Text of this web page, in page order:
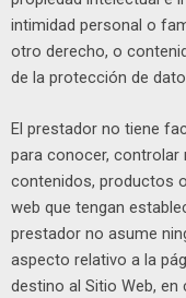
intimidad personal o
otro derecho, o
de la protección de
El prestador no tiene
para conocer, controlar
contenidos, productos
web que tengan
prestador no asume
aspecto relativo a la
destino al Sitio Web,